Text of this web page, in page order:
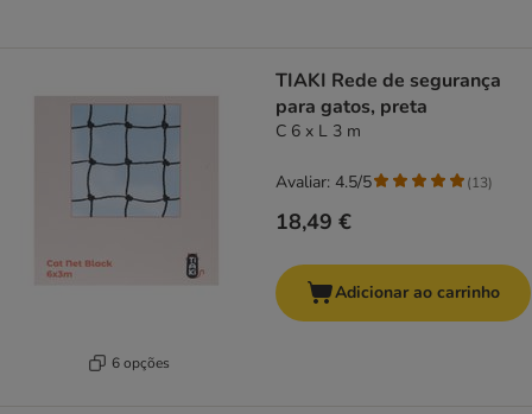
6 opções
TIAKI Rede de segurança
para gatos, preta
C 6 x L 3 m
18,49 €
Avaliar: 4.5/5 (13)
Adicionar ao carrinho